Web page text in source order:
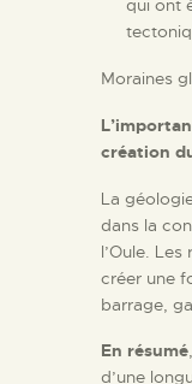
qui ont
Moraines
création
La
dans la
l’Oule.
créer une
barrage,
En résumé
d’une